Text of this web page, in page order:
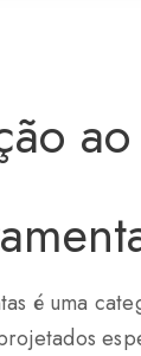
é uma